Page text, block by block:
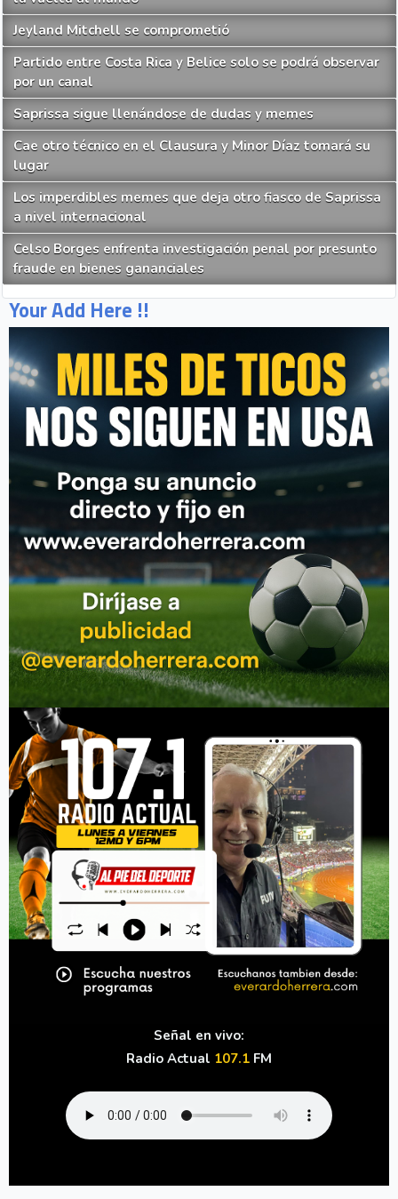
Jeyland Mitchell se comprometió
Partido entre Costa Rica y Belice solo se podrá observar
por un canal
Saprissa sigue llenándose de dudas y memes
Cae otro técnico en el Clausura y Minor Díaz tomará su
lugar
Los imperdibles memes que deja otro fiasco de Saprissa
a nivel internacional
Celso Borges enfrenta investigación penal por presunto
fraude en bienes gananciales
Your Add Here !!
Señal en vivo:
Radio Actual 107.1 FM